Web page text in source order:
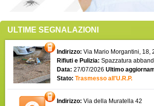
ULTIME SEGNALAZIONI
Indirizzo: Via Mario Morgantini, 18,
Rifiuti e Pulizia: Spazzatura
Data: 27/07/2026 Ultimo
Stato: Trasmesso all'U.R.P.
Indirizzo: Via della Muratella 42